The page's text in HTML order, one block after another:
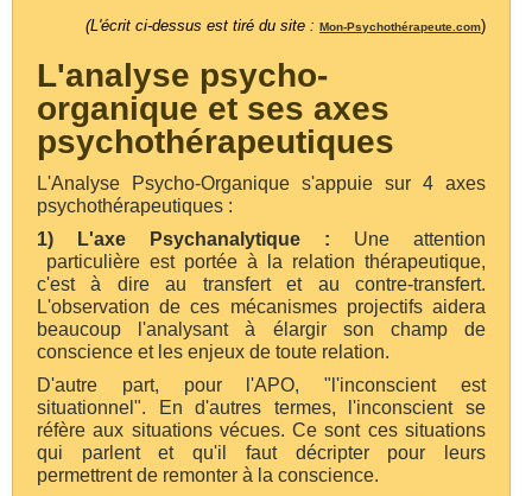
(L'écrit ci-dessus est tiré du site : Mon-Psychothérapeute.com)
L'analyse psycho-
organique et ses axes
psychothérapeutiques
L'Analyse Psycho-Organique s'appuie sur 4 axes
psychothérapeutiques :
1) L'axe Psychanalytique : Une attention
particulière est portée à la relation thérapeutique,
c'est à dire au transfert et au contre-transfert.
L'observation de ces mécanismes projectifs aidera
beaucoup l'analysant à élargir son champ de
conscience et les enjeux de toute relation.
D'autre part, pour l'APO, "l'inconscient est
situationnel". En d'autres termes, l'inconscient se
réfère aux situations vécues. Ce sont ces situations
qui parlent et qu'il faut décripter pour leurs
permettrent de remonter à la conscience.